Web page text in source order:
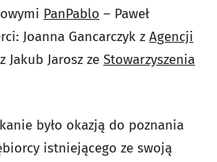
PanPablo – Paweł
Joanna Gancarczyk z Agencji
Jakub Jarosz ze Stowarzyszenia
było okazją do poznania
istniejącego ze swoją